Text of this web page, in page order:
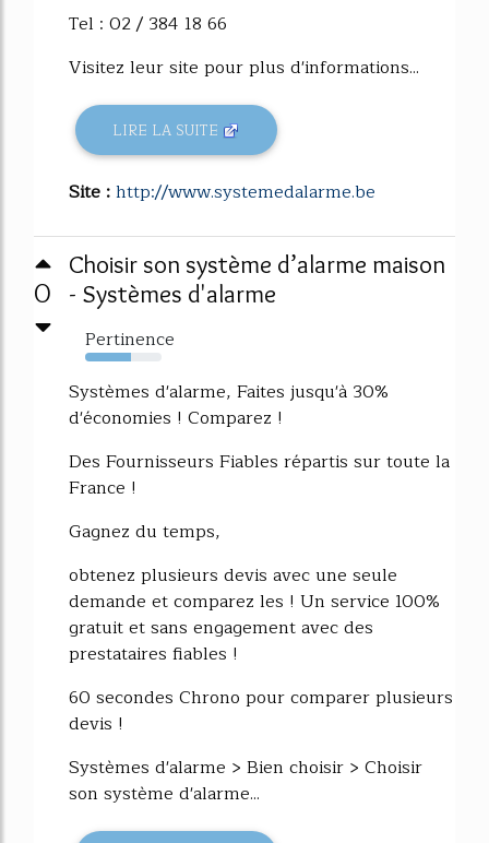
Tel : 02 / 384 18 66
Visitez leur site pour plus d'informations...
LIRE LA SUITE
Site :http://www.systemedalarme.be
0
Choisir son système d’alarme maison
- Systèmes d'alarme
Pertinence
60%
Systèmes d'alarme, Faites jusqu'à 30%
d'économies ! Comparez !
Des Fournisseurs Fiables répartis sur toute la
France !
Gagnez du temps,
obtenez plusieurs devis avec une seule
demande et comparez les ! Un service 100%
gratuit et sans engagement avec des
prestataires fiables !
60 secondes Chrono pour comparer plusieurs
devis !
Systèmes d'alarme > Bien choisir > Choisir
son système d'alarme...